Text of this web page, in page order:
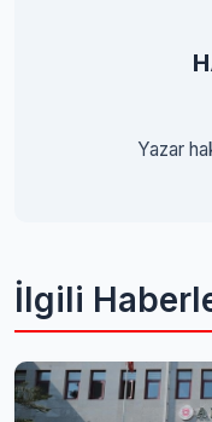
Yazar
İlgili